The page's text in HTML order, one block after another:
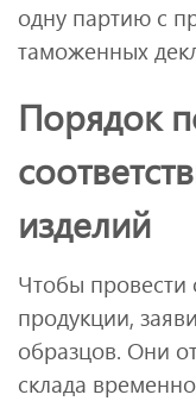
одну партию с
таможенных
Порядок
изделий
Чтобы провести
продукции,
образцов. Они
склада